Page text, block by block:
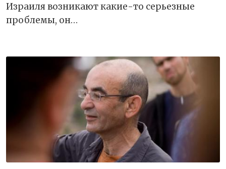
Израиля возникают какие-то серьезные
проблемы, он…